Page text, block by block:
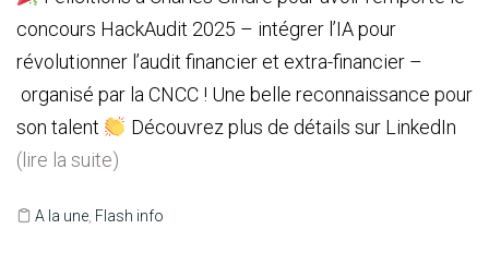
concours HackAudit 2025 – intégrer l’IA pour
révolutionner l’audit financier et extra-financier –
organisé par la CNCC ! Une belle reconnaissance pour
son talent
Découvrez plus de détails sur LinkedIn
(lire la suite)
A la une Flash info